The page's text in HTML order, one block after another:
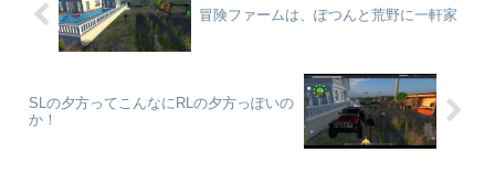
冒険ファームは、ぽつんと荒野に一軒家
SLの夕方ってこんなにRLの夕方っぽいの
か！